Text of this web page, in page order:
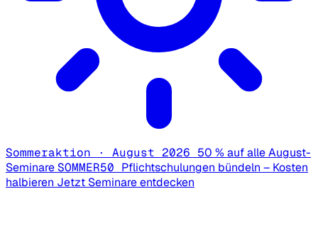
Sommeraktion · August 2026 50 % auf alle August-
SeminareSOMMER50 Pflichtschulungen bündeln – Kosten
halbieren Jetzt Seminare entdecken